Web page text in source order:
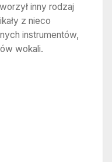
inny rodzaj
z nieco
instrumentów,
wokali.